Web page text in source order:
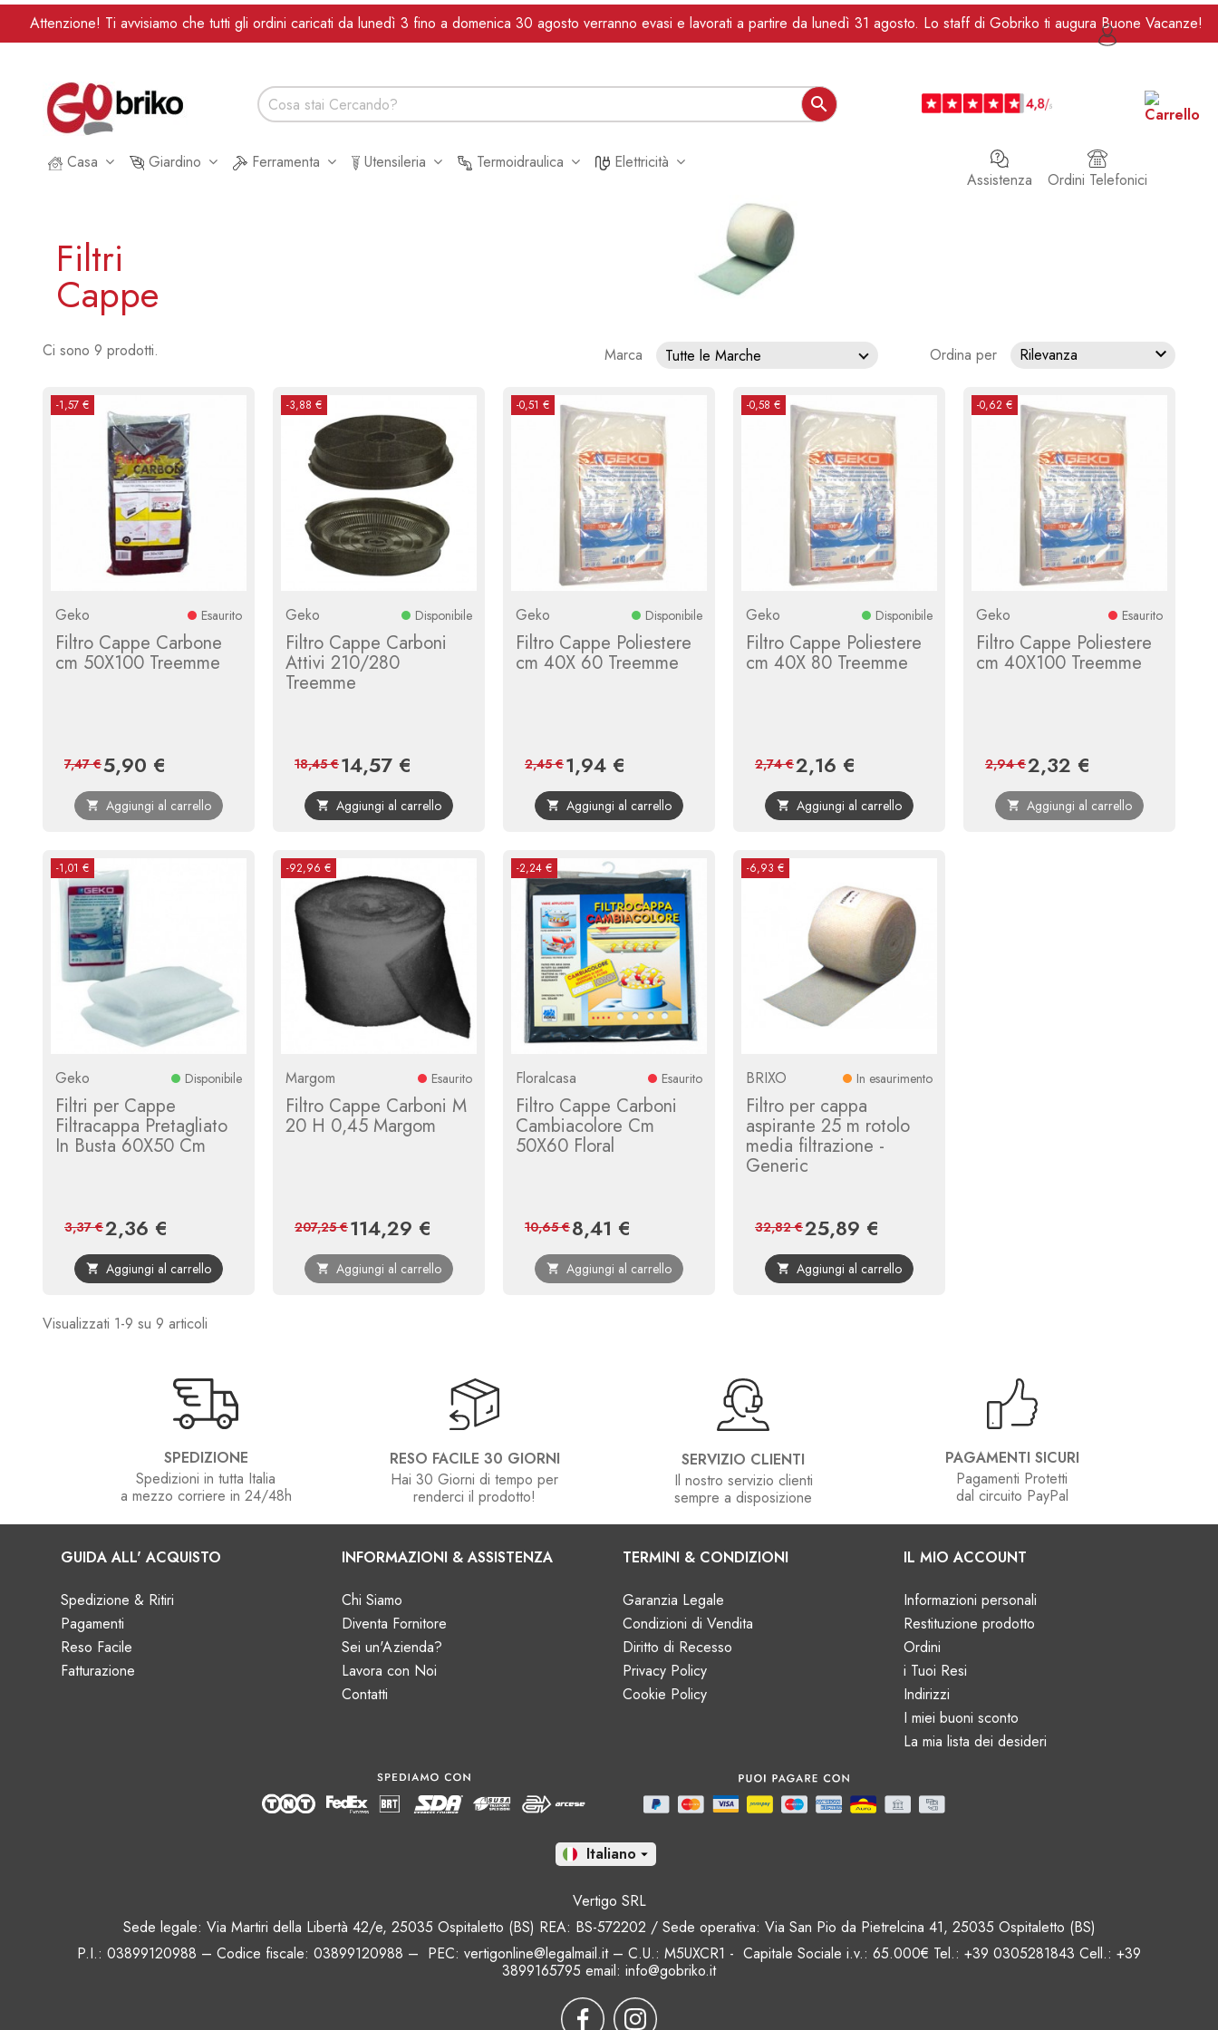
Attenzione! Ti avvisiamo che tutti gli ordini caricati da lunedì 3 fino a domenica 30 agosto verranno evasi e lavorati a partire da lunedì 31 agosto. Lo staff di Gobriko ti augura Buone Vacanze!

Casa Giardino Ferramenta Utensileria Termoidraulica
Elettricità
Ordini Telefonici
Assistenza
Filtri
Cappe
Ci sono 9 prodotti. Marca Tutte le Marche Ordina per Rilevanza 
-1,57 €
Geko Esaurito
Filtro Cappe Carbone
cm 50X100 Treemme
Prezzo
5,90 €
base
7,47 €
 Aggiungi al carrello
-3,88 €
Geko Disponibile
Filtro Cappe Carboni
Attivi 210/280
Treemme
Prezzo
14,57 €
base
18,45 €
 Aggiungi al carrello
-0,51 €
Geko Disponibile
Filtro Cappe Poliestere
cm 40X 60 Treemme
Prezzo
1,94 €
base
2,45 €
 Aggiungi al carrello
-0,58 €
Geko Disponibile
Filtro Cappe Poliestere
cm 40X 80 Treemme
Prezzo
2,16 €
base
2,74 €
 Aggiungi al carrello
-0,62 €
Geko Esaurito
Filtro Cappe Poliestere
cm 40X100 Treemme
Prezzo
2,32 €
base
2,94 €
 Aggiungi al carrello
-1,01 €
Geko Disponibile
Filtri per Cappe
Filtracappa Pretagliato
In Busta 60X50 Cm
Prezzo
2,36 €
base
3,37 €
 Aggiungi al carrello
-92,96 €
Margom Esaurito
Filtro Cappe Carboni M
20 H 0,45 Margom
Prezzo
114,29 €
base
207,25 €
 Aggiungi al carrello
-2,24 €
Floralcasa Esaurito
Filtro Cappe Carboni
Cambiacolore Cm
50X60 Floral
Prezzo
8,41 €
base
10,65 €
 Aggiungi al carrello
-6,93 €
BRIXO In esaurimento
Filtro per cappa
aspirante 25 m rotolo
media filtrazione -
Generic
Prezzo
25,89 €
base
32,82 €
 Aggiungi al carrello
Visualizzati 1-9 su 9 articoli
SPEDIZIONE
Spedizioni in tutta Italia
a mezzo corriere in 24/48h
RESO FACILE 30 GIORNI
Hai 30 Giorni di tempo per
renderci il prodotto!
SERVIZIO CLIENTI
Il nostro servizio clienti
sempre a disposizione
PAGAMENTI SICURI
Pagamenti Protetti
dal circuito PayPal
GUIDA ALL' ACQUISTO
Spedizione & Ritiri
Pagamenti
Reso Facile
Fatturazione
INFORMAZIONI & ASSISTENZA
Chi Siamo
Diventa Fornitore
Sei un'Azienda?
Lavora con Noi
Contatti
TERMINI & CONDIZIONI
Garanzia Legale
Condizioni di Vendita
Diritto di Recesso
Privacy Policy
Cookie Policy
IL MIO ACCOUNT
Informazioni personali
Restituzione prodotto
Ordini
i Tuoi Resi
Indirizzi
I miei buoni sconto
La mia lista dei desideri
It 
Vertigo SRL
Sede legale: Via Martiri della Libertà 42/e, 25035 Ospitaletto (BS) REA: BS-572202 / Sede operativa: Via San Pio da Pietrelcina 41, 25035 Ospitaletto (BS)
P.I.: 03899120988 – Codice fiscale: 03899120988 – PEC: vertigonline@legalmail.it – C.U.: M5UXCR1 - Capitale Sociale i.v.: 65.000€ Tel.: +39 0305281843 Cell.: +39
3899165795 email: info@gobriko.it